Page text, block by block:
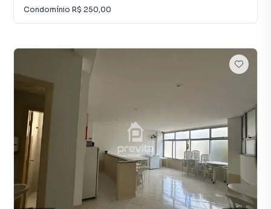
Condomínio R$ 250,00